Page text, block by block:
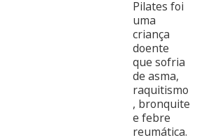
Pilates foi
uma
criança
doente
que sofria
de asma,
raquitismo
, bronquite
e febre
reumática.